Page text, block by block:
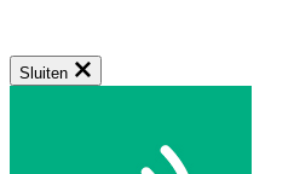
Sluiten